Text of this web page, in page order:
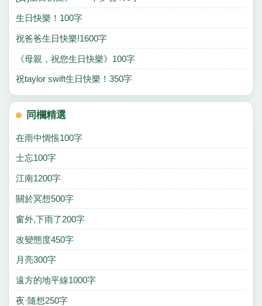
生日快樂！100字
祝爸爸生日快樂!1600字
《母親，祝您生日快樂》100字
祝taylor swift生日快樂！350字
同欄精選
在雨中惆悵100字
士忘100字
江南1200字
關於冥想500字
窗外,下雨了200字
改變態度450字
月亮300字
遠方的地平線1000字
夜·隨想250字